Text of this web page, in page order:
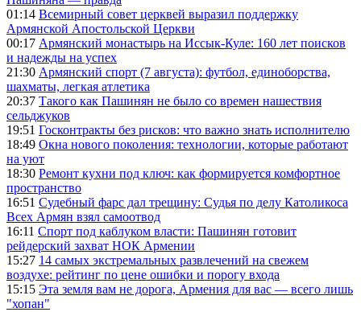
01:14 Всемирный совет церквей выразил поддержку
Армянской Апостольской Церкви
00:17 Армянский монастырь на Иссык-Куле: 160 лет поисков
и надежды на успех
21:30 Армянский спорт (7 августа): футбол, единоборства,
шахматы, легкая атлетика
20:37 Такого как Пашинян не было со времен нашествия
сельджуков
19:51 Госконтракты без рисков: что важно знать исполнителю
18:49 Окна нового поколения: технологии, которые работают
на уют
18:30 Ремонт кухни под ключ: как формируется комфортное
пространство
16:51 Судебный фарс дал трещину: Судья по делу Католикоса
Всех Армян взял самоотвод
16:11 Спорт под каблуком власти: Пашинян готовит
рейдерский захват НОК Армении
15:27 14 самых экстремальных развлечений на свежем
воздухе: рейтинг по цене ошибки и порогу входа
15:15 Эта земля вам не дорога, Армения для вас — всего лишь
"хопан"